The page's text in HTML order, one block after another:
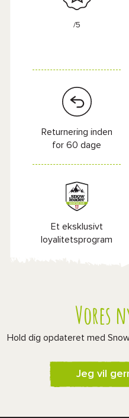
/5
Returnering inden
for 60 dage
Et eksklusivt
loyalitetsprogram
Vores
Hold dig opdateret med
Jeg vil